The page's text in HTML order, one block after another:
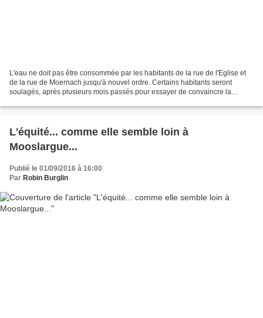
L'eau ne doit pas être consommée par les habitants de la rue de l'Eglise et
de la rue de Moernach jusqu'à nouvel ordre. Certains habitants seront
soulagés, après plusieurs mois passés pour essayer de convaincre la
L'équité... comme elle semble loin à
Mooslargue...
Publié le 01/09/2016 à 16:00
Par Robin Burglin